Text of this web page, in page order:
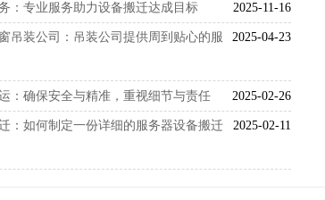
2025-11-16
：专业服务助力设备搬迁达成目标
2025-04-23
吊装公司：吊装公司提供周到贴心的服
2025-02-26
：确保安全与精准，重视细节与责任
2025-02-11
：如何制定一份详细的服务器设备搬迁